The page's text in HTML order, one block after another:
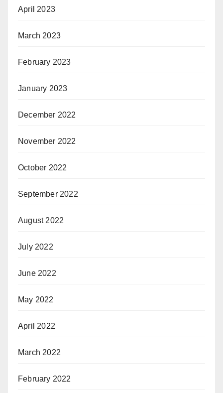
April 2023
March 2023
February 2023
January 2023
December 2022
November 2022
October 2022
September 2022
August 2022
July 2022
June 2022
May 2022
April 2022
March 2022
February 2022